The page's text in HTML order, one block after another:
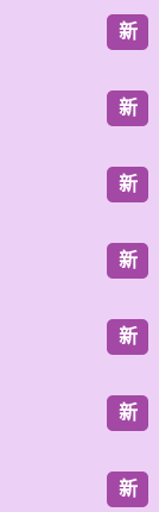
新
新
新
新
新
新
新